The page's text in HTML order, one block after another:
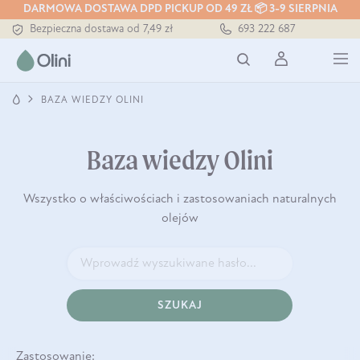
DARMOWA DOSTAWA DPD PICKUP OD 49 ZŁ 📦 3-9 SIERPNIA
Bezpieczna dostawa od 7,49 zł
Darmowa dostawa od 199 zł
Tłoczony zawsze na zimno
693 222 687
BAZA WIEDZY OLINI
Baza wiedzy Olini
Wszystko o właściwościach i zastosowaniach naturalnych
olejów
SZUKAJ
Zastosowanie: